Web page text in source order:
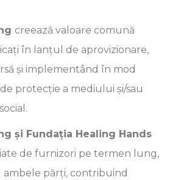
creează valoare comună
în lanțul de aprovizionare,
și implementând în mod
protecție a mediului și/sau
și Fundația Healing Hands
de furnizori pe termen lung,
ambele părți, contribuind